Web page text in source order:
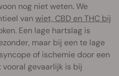
nog niet weten. We
van wiet, CBD en THC bij
Een lage hartslag is
maar bij een te lage
of ischemie door een
gevaarlijk is bij